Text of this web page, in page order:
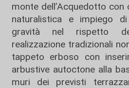
monte dell’Acquedotto con
naturalistica e impiego
gravità nel rispetto
realizzazione tradizionali
tappeto erboso con
arbustive autoctone alla
muri dei previsti